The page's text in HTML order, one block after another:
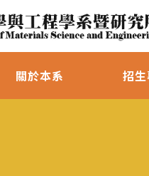
關於本系 招